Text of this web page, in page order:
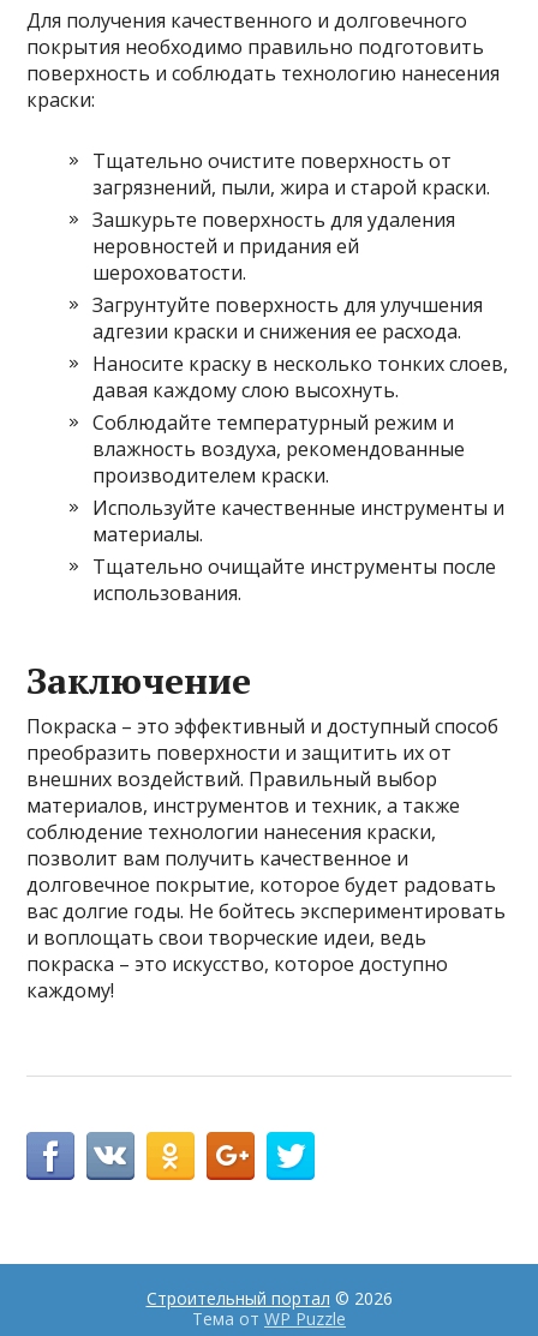
Для получения качественного и долговечного
покрытия необходимо правильно подготовить
поверхность и соблюдать технологию нанесения
краски:
Тщательно очистите поверхность от
загрязнений, пыли, жира и старой краски.
Зашкурьте поверхность для удаления
неровностей и придания ей
шероховатости.
Загрунтуйте поверхность для улучшения
адгезии краски и снижения ее расхода.
Наносите краску в несколько тонких слоев,
давая каждому слою высохнуть.
Соблюдайте температурный режим и
влажность воздуха, рекомендованные
производителем краски.
Используйте качественные инструменты и
материалы.
Тщательно очищайте инструменты после
использования.
Заключение
Покраска – это эффективный и доступный способ
преобразить поверхности и защитить их от
внешних воздействий. Правильный выбор
материалов, инструментов и техник, а также
соблюдение технологии нанесения краски,
позволит вам получить качественное и
долговечное покрытие, которое будет радовать
вас долгие годы. Не бойтесь экспериментировать
и воплощать свои творческие идеи, ведь
покраска – это искусство, которое доступно
каждому!
Строительный портал © 2026
Тема от WP Puzzle